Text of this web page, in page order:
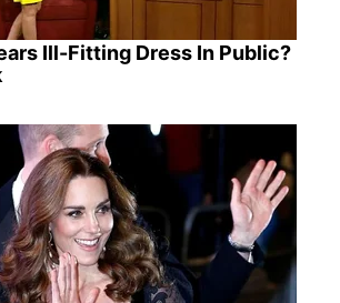
Ill-Fitting Dress In Public?